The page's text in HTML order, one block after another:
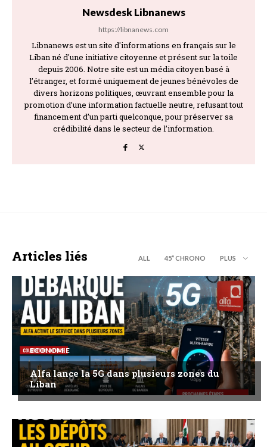
Newsdesk Libnanews
https://libnanews.com
Libnanews est un site d'informations en français sur le
Liban né d'une initiative citoyenne et présent sur la toile
depuis 2006. Notre site est un média citoyen basé à
l’étranger, et formé uniquement de jeunes bénévoles de
divers horizons politiques, œuvrant ensemble pour la
promotion d’une information factuelle neutre, refusant tout
financement d’un parti quelconque, pour préserver sa
crédibilité dans le secteur de l’information.
Articles liés ALL 45’’ CHRONO PLUS
ECONOMIE
Alfa lance la 5G dans plusieurs zones du
Liban